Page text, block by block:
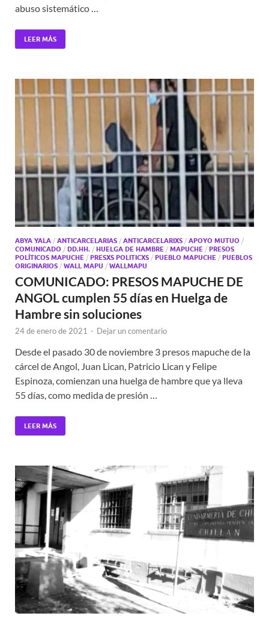
abuso sistemático …
LEER MÁS
ABYA YALA / ANTICARCELARIAS / ANTICARCELARIXS / APOYO MUTUO /
COMUNICADO / DD.HH. / HUELGA DE HAMBRE / MAPUCHE / PRESOS
POLÍTICOS MAPUCHE / PRESXS POLITICXS / PUEBLO MAPUCHE / PUEBLOS
ORIGINARIOS / WALL MAPU / WALLMAPU
COMUNICADO: PRESOS MAPUCHE DE
ANGOL cumplen 55 días en Huelga de
Hambre sin soluciones
24 de enero de 2021 - Dejar un comentario
Desde el pasado 30 de noviembre 3 presos mapuche de la
cárcel de Angol, Juan Lican, Patricio Lican y Felipe
Espinoza, comienzan una huelga de hambre que ya lleva
55 días, como medida de presión …
LEER MÁS